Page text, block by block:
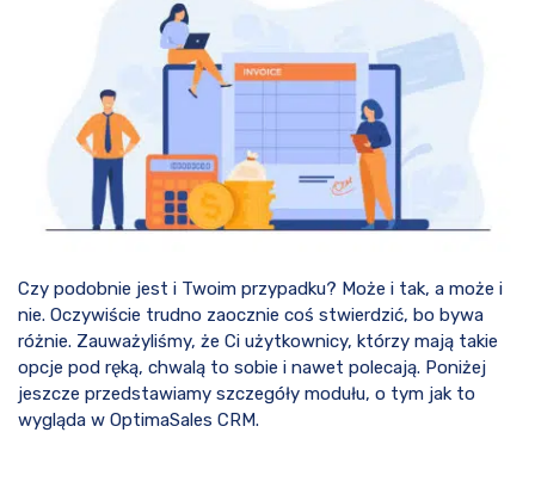
Czy podobnie jest i Twoim przypadku? Może i tak, a może i
nie. Oczywiście trudno zaocznie coś stwierdzić, bo bywa
różnie. Zauważyliśmy, że Ci użytkownicy, którzy mają takie
opcje pod ręką, chwalą to sobie i nawet polecają. Poniżej
jeszcze przedstawiamy szczegóły modułu, o tym jak to
wygląda w OptimaSales CRM.